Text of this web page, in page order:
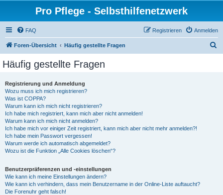
Pro Pflege - Selbsthilfenetzwerk
FAQ Anmelden
Registrieren
Foren-Übersicht Häufig gestellte Fragen
Häufig gestellte Fragen
Registrierung und Anmeldung
Wozu muss ich mich registrieren?
Was ist COPPA?
Warum kann ich mich nicht registrieren?
Ich habe mich registriert, kann mich aber nicht anmelden!
Warum kann ich mich nicht anmelden?
Ich habe mich vor einiger Zeit registriert, kann mich aber nicht mehr anmelden?!
Ich habe mein Passwort vergessen!
Warum werde ich automatisch abgemeldet?
Wozu ist die Funktion „Alle Cookies löschen“?
Benutzerpräferenzen und -einstellungen
Wie kann ich meine Einstellungen ändern?
Wie kann ich verhindern, dass mein Benutzername in der Online-Liste auftaucht?
Die Forenuhr geht falsch!